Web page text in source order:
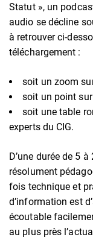
Statut », un
audio se décline
à retrouver ci-
téléchargement :
soit un zoom
soit un point
soit une table
experts du CIG.
D’une durée de 5
résolument
fois technique et
d’information est
écoutable
au plus près